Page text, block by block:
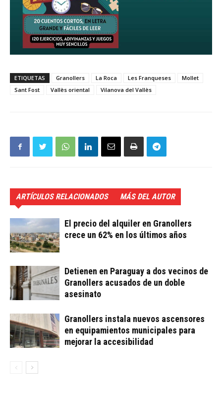
ETIQUETAS Granollers La Roca Les Franqueses
Mollet
Sant Fost
Vallès oriental Vilanova del Vallès
ARTÍCULOS RELACIONADOS MÁS DEL AUTOR
El precio del alquiler en Granollers
crece un 62% en los últimos años
Detienen en Paraguay a dos vecinos de
Granollers acusados de un doble
asesinato
Granollers instala nuevos ascensores
en equipamientos municipales para
mejorar la accesibilidad